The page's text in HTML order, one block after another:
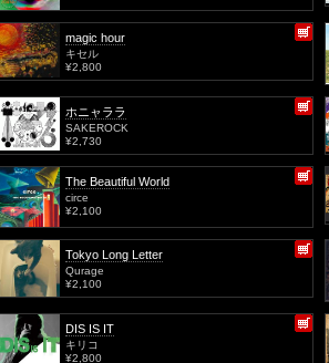
magic hour
キセル
¥2,800
ホニャララ
SAKEROCK
¥2,730
The Beautiful World
circe
¥2,100
Tokyo Long Letter
Qurage
¥2,100
DIS IS IT
キリコ
¥2,800